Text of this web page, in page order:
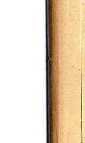
Start Selling